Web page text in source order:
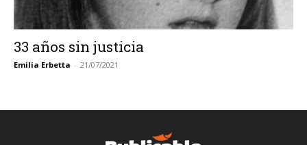
33 años sin justicia
Emilia Erbetta - 21/07/2021